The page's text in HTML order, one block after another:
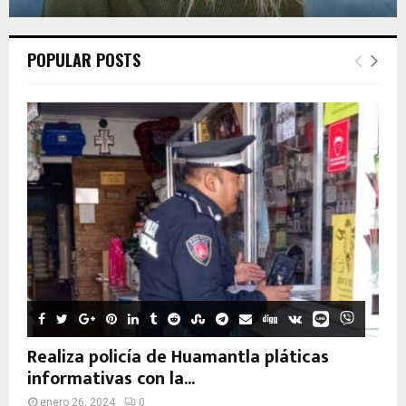
POPULAR POSTS
Realiza policía de Huamantla pláticas
informativas con la...
enero 26, 2024 0